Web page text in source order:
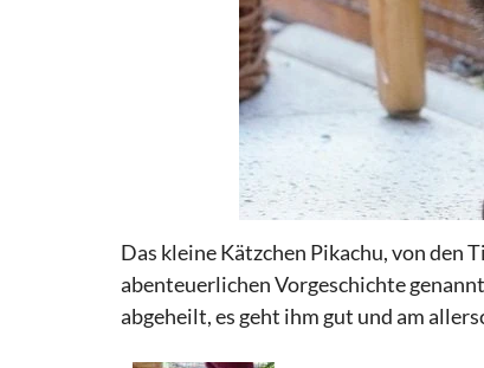
Das kleine Kätzchen Pikachu, von
abenteuerlichen Vorgeschichte
abgeheilt, es geht ihm gut und am